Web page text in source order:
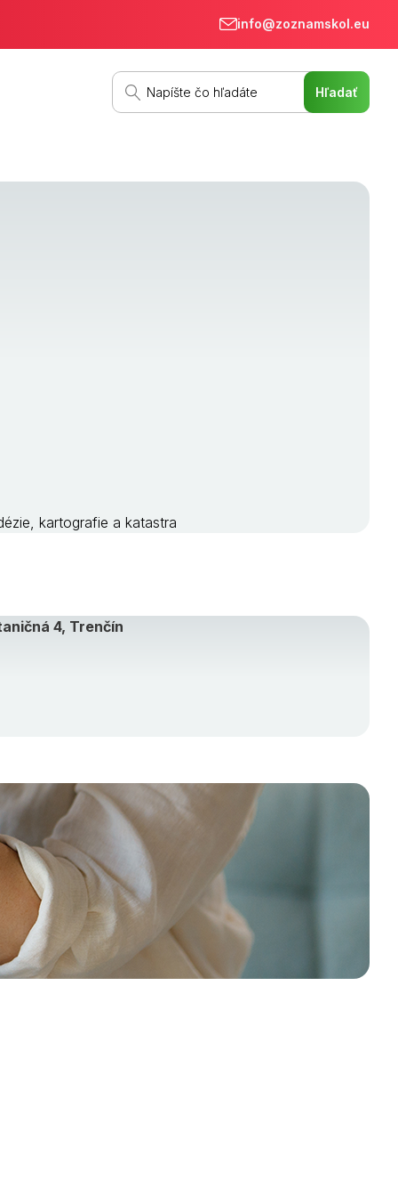
info@zoznamskol.eu
kartografie a katastra
4, Trenčín